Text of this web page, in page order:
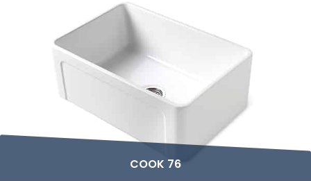
COOK 76